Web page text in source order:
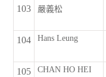
103 嚴義松
104 Hans Leung
105 CHAN HO HEI